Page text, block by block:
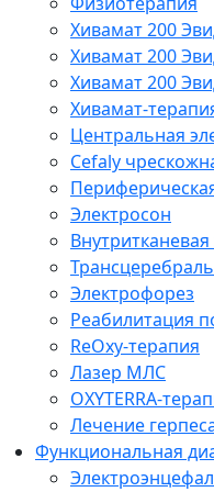
Хивамат 200
Хивамат 200
Хивамат 200
Хивамат-
Центральная
Cefaly
Электросон
Электрофорез
Реабилитация
ReOxy-терапия
Лазер МЛС
OXYTERRA-
Лечение
Функциональная